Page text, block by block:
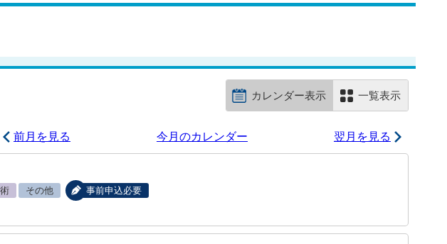
カレンダー表示 一覧表示
前月を見る 今月のカレンダー 翌月を見る
その他 事前申込必要